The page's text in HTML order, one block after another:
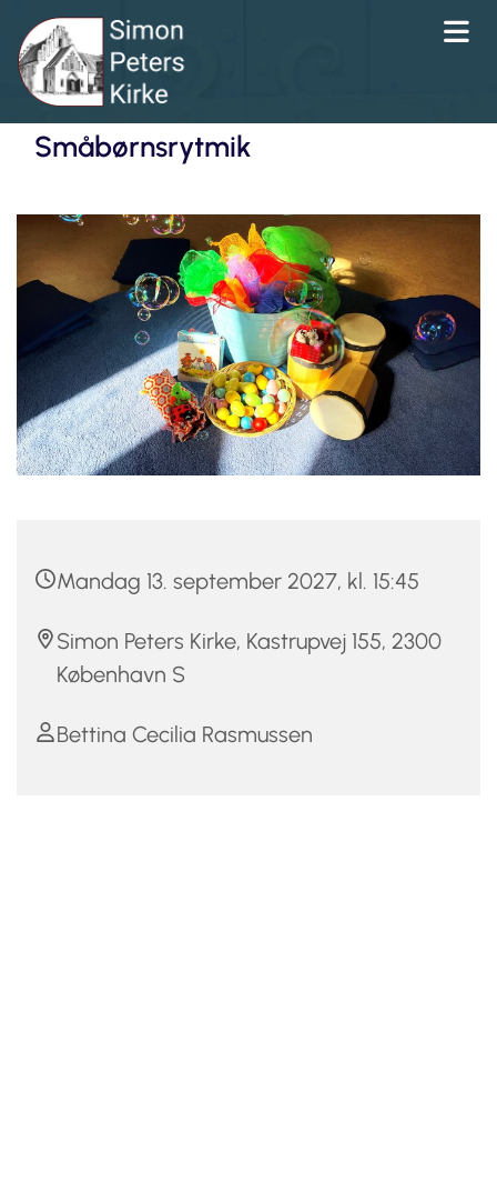
Småbørnsrytmik
Mandag 13. september 2027, kl. 15:45
Simon Peters Kirke, Kastrupvej 155, 2300
København S
Bettina Cecilia Rasmussen